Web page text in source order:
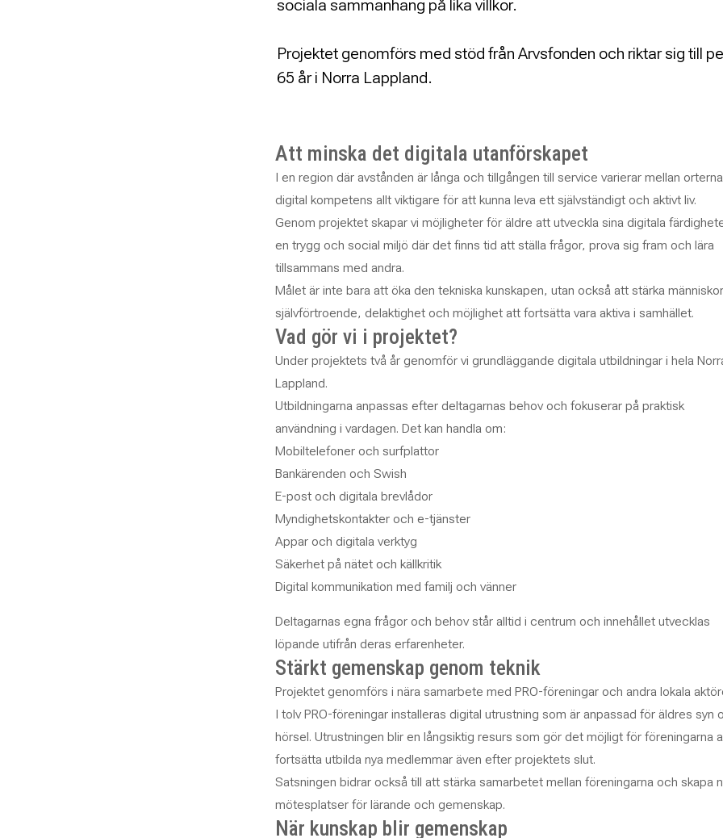
sociala sammanhang på lika villkor.
Projektet genomförs med stöd från Arvsfonden och riktar sig till
65 år i Norra Lappland.
Att minska det digitala utanförskapet
I en region där avstånden är långa och tillgången till service varierar mellan
digital kompetens allt viktigare för att kunna leva ett självständigt och aktivt liv.
Genom projektet skapar vi möjligheter för äldre att utveckla sina digitala
en trygg och social miljö där det finns tid att ställa frågor, prova sig fram och lära
tillsammans med andra.
Målet är inte bara att öka den tekniska kunskapen, utan också att stärka
självförtroende, delaktighet och möjlighet att fortsätta vara aktiva i samhället.
Vad gör vi i projektet?
Under projektets två år genomför vi grundläggande digitala utbildningar i hela
Lappland.
Utbildningarna anpassas efter deltagarnas behov och fokuserar på praktisk
användning i vardagen. Det kan handla om:
Mobiltelefoner och surfplattor
Bankärenden och Swish
E-post och digitala brevlådor
Myndighetskontakter och e-tjänster
Appar och digitala verktyg
Säkerhet på nätet och källkritik
Digital kommunikation med familj och vänner
Deltagarnas egna frågor och behov står alltid i centrum och innehållet utvecklas
löpande utifrån deras erfarenheter.
Stärkt gemenskap genom teknik
Projektet genomförs i nära samarbete med PRO-föreningar och andra lokala
I tolv PRO-föreningar installeras digital utrustning som är anpassad för äldres syn
hörsel. Utrustningen blir en långsiktig resurs som gör det möjligt för föreningarna
fortsätta utbilda nya medlemmar även efter projektets slut.
Satsningen bidrar också till att stärka samarbetet mellan föreningarna och skapa
mötesplatser för lärande och gemenskap.
När kunskap blir gemenskap